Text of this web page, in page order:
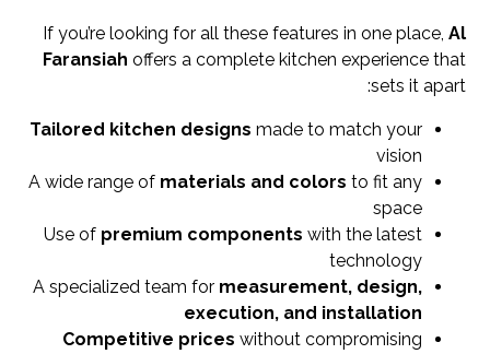
If you’re looking for all these features in one place, Al
Faransiah offers a complete kitchen experience that
sets it apart:
Tailored kitchen designs made to match your
vision
A wide range of materials and colors to fit any
space
Use of premium components with the latest
technology
A specialized team for measurement, design,
execution, and installation
Competitive prices without compromising